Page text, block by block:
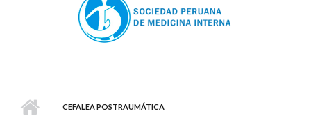
CEFALEA POSTRAUMÁTICA